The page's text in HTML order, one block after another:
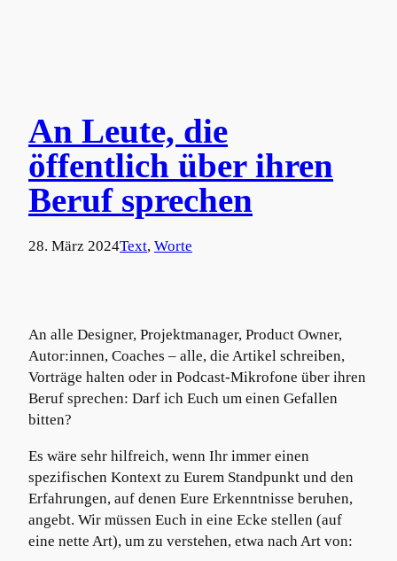
An Leute, die
öffentlich über ihren
Beruf sprechen
28. März 2024Text, Worte
An alle Designer, Projektmanager, Product Owner,
Autor:innen, Coaches – alle, die Artikel schreiben,
Vorträge halten oder in Podcast-Mikrofone über ihren
Beruf sprechen: Darf ich Euch um einen Gefallen
bitten?
Es wäre sehr hilfreich, wenn Ihr immer einen
spezifischen Kontext zu Eurem Standpunkt und den
Erfahrungen, auf denen Eure Erkenntnisse beruhen,
angebt. Wir müssen Euch in eine Ecke stellen (auf
eine nette Art), um zu verstehen, etwa nach Art von: